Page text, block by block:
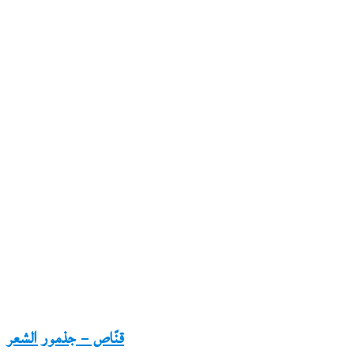
قنّاص – جذمور الشعر